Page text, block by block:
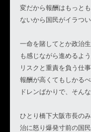
変だから報酬はもっと
ないから国民がイラつい
一命を賭してとか政治
も感じながら進めるよ
リスクと重責を負う仕
報酬が高くてもしかる
ドレンばかりで、そん
ひとり橋下大阪市長の
治に怒り爆発寸前の国